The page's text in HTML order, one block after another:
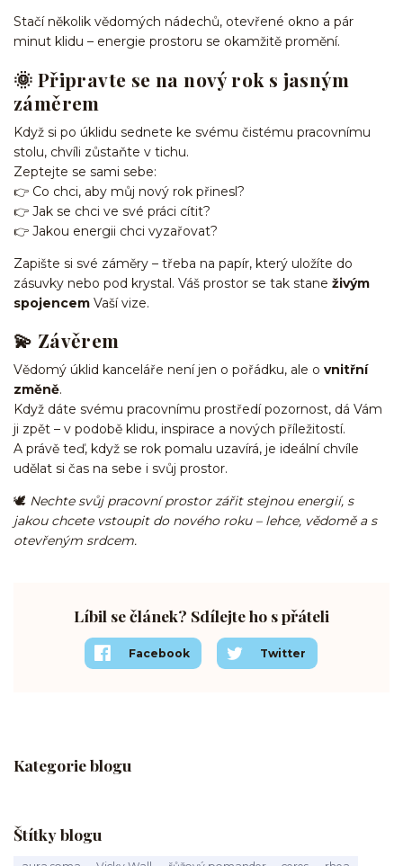
Kategorie blogu
Štítky blogu
Stačí několik vědomých nádechů, otevřené okno a pár
minut klidu – energie prostoru se okamžitě promění.
🌞 Připravte se na nový rok s jasným
záměrem
Když si po úklidu sednete ke svému čistému pracovnímu
stolu, chvíli zůstaňte v tichu.
Zeptejte se sami sebe:
👉 Co chci, aby můj nový rok přinesl?
👉 Jak se chci ve své práci cítit?
👉 Jakou energii chci vyzařovat?
Zapište si své záměry – třeba na papír, který uložíte do
zásuvky nebo pod krystal. Váš prostor se tak stane živým
spojencem Vaší vize.
💫 Závěrem
Vědomý úklid kanceláře není jen o pořádku, ale o vnitřní
změně.
Když dáte svému pracovnímu prostředí pozornost, dá Vám
ji zpět – v podobě klidu, inspirace a nových příležitostí.
A právě teď, když se rok pomalu uzavírá, je ideální chvíle
udělat si čas na sebe i svůj prostor.
🕊️ Nechte svůj pracovní prostor zářit stejnou energií, s
jakou chcete vstoupit do nového roku – lehce, vědomě a s
otevřeným srdcem.
Líbil se článek? Sdílejte ho s přáteli
Facebook Twitter